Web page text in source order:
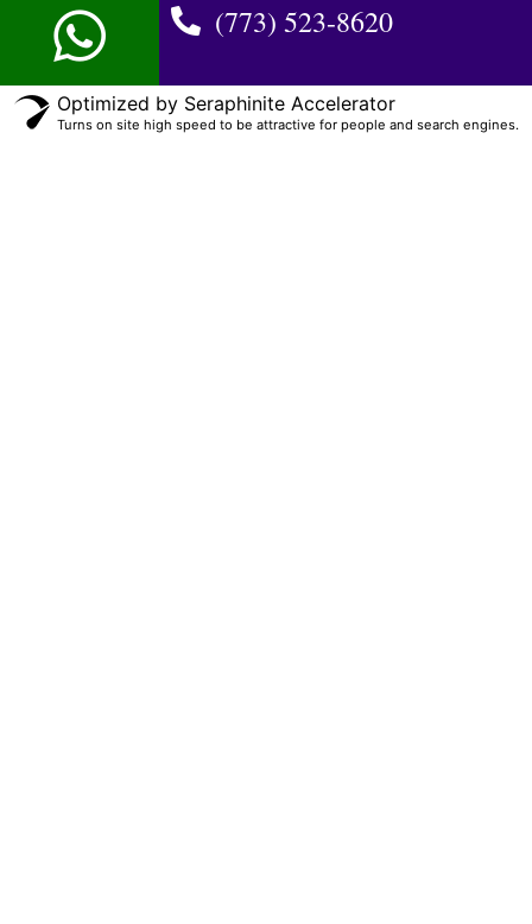
(773) 523-8620
Optimized by Seraphinite Accelerator
Turns on site high speed to be attractive for people and search engines.